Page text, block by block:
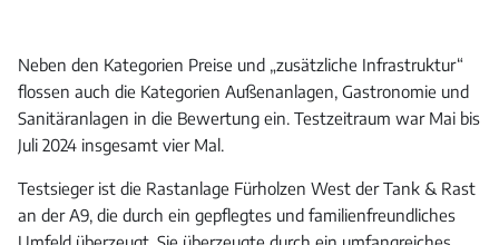
Neben den Kategorien Preise und „zusätzliche Infrastruktur“
flossen auch die Kategorien Außenanlagen, Gastronomie und
Sanitäranlagen in die Bewertung ein. Testzeitraum war Mai bis
Juli 2024 insgesamt vier Mal.
Testsieger ist die Rastanlage Fürholzen West der Tank & Rast
an der A9, die durch ein gepflegtes und familienfreundliches